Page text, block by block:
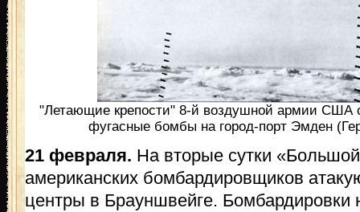
"Летающие крепости" 8-й воздушной армии США
фугасные бомбы на город-порт Эмден
21 февраля. На вторые сутки
американских бомбардировщиков
центры в Брауншвейге.